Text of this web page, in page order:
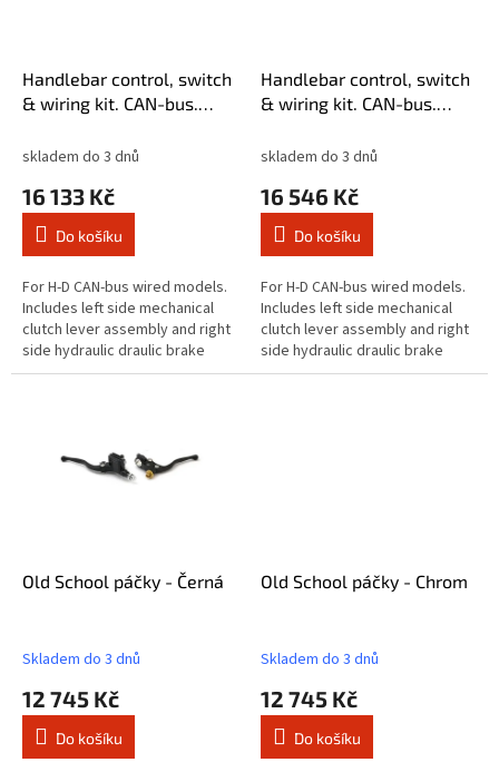
Handlebar control, switch
& wiring kit. CAN-bus.
skladem do 3 dnů
16 133 Kč
Do košíku
For H-D CAN-bus wired models.
Includes left side mechanical
clutch lever assembly and right
side hydraulic draulic brake
master cylinder assembly.
Handlebar control, switch
& wiring kit. CAN-bus.
skladem do 3 dnů
16 546 Kč
Do košíku
For H-D CAN-bus wired models.
Includes left side mechanical
clutch lever assembly and right
side hydraulic draulic brake
master cylinder assembly.
Old School páčky - Černá
Skladem do 3 dnů
12 745 Kč
Do košíku
Old School páčky - Chrom
Skladem do 3 dnů
12 745 Kč
Do košíku